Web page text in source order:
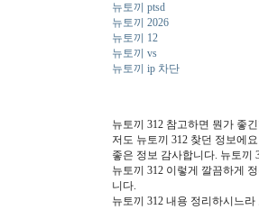
뉴토끼 ptsd
뉴토끼 2026
뉴토끼 12
뉴토끼 vs
뉴토끼 ip 차단
뉴토끼 312 참고하면 뭔가 좋
저도 뉴토끼 312 찾던 정보에요
좋은 정보 감사합니다. 뉴토끼
뉴토끼 312 이렇게 깔끔하게
니다.
뉴토끼 312 내용 정리하시느